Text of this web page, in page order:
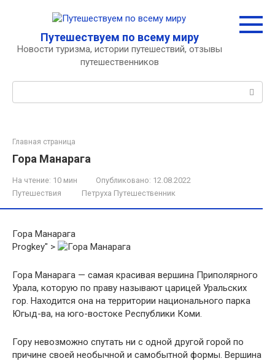
Путешествуем по всему миру
Новости туризма, истории путешествий, отзывы
путешественников
Главная страница
Гора Манарага
На чтение: 10 мин Опубликовано: 12.08.2022
Путешествия
Петруха Путешественник
Гора Манарага
Progkey" >
Гора Манарага — самая красивая вершина Приполярного
Урала, которую по праву называют царицей Уральских
гор. Находится она на территории национального парка
Югыд-ва, на юго-востоке Республики Коми.
Гору невозможно спутать ни с одной другой горой по
причине своей необычной и самобытной формы. Вершина